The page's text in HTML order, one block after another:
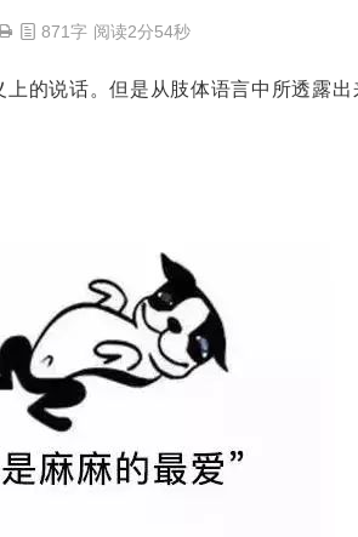
871字 阅读2分54秒
的说话。但是从肢体语言中所透露出